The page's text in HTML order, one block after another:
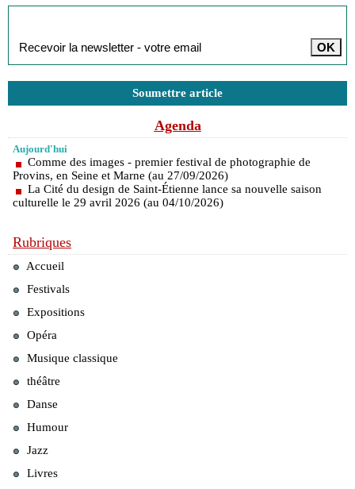
Soumettre article
Agenda
Aujourd'hui
Comme des images - premier festival de photographie de
Provins, en Seine et Marne (au 27/09/2026)
La Cité du design de Saint-Étienne lance sa nouvelle saison
culturelle le 29 avril 2026 (au 04/10/2026)
Rubriques
Accueil
Festivals
Expositions
Opéra
Musique classique
théâtre
Danse
Humour
Jazz
Livres